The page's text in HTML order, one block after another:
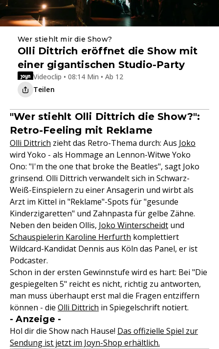
Wer stiehlt mir die Show?
Olli Dittrich eröffnet die Show mit
einer gigantischen Studio-Party
Videoclip • 08:14 Min • Ab 12
Teilen
"Wer stiehlt Olli Dittrich die Show?":
Retro-Feeling mit Reklame
Olli Dittrich zieht das Retro-Thema durch: Aus Joko
wird Yoko - als Hommage an Lennon-Witwe Yoko
Ono: "I'm the one that broke the Beatles", sagt Joko
grinsend. Olli Dittrich verwandelt sich in Schwarz-
Weiß-Einspielern zu einer Ansagerin und wirbt als
Arzt im Kittel in "Reklame"-Spots für "gesunde
Kinderzigaretten" und Zahnpasta für gelbe Zähne.
Neben den beiden Ollis, Joko Winterscheidt und
Schauspielerin Karoline Herfurth komplettiert
Wildcard-Kandidat Dennis aus Köln das Panel, er ist
Podcaster.
Schon in der ersten Gewinnstufe wird es hart: Bei "Die
gespiegelten 5" reicht es nicht, richtig zu antworten,
man muss überhaupt erst mal die Fragen entziffern
können - die Olli Dittrich in Spiegelschrift notiert.
- Anzeige -
Hol dir die Show nach Hause! Das offizielle Spiel zur
Sendung ist jetzt im Joyn-Shop erhältlich.